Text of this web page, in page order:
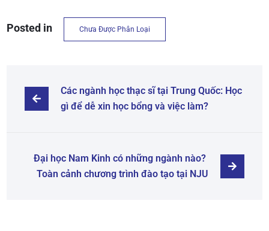
Posted in Chưa Được Phân Loại
Các ngành học thạc sĩ tại Trung Quốc: Học
gì để dễ xin học bổng và việc làm?
Đại học Nam Kinh có những ngành nào?
Toàn cảnh chương trình đào tạo tại NJU